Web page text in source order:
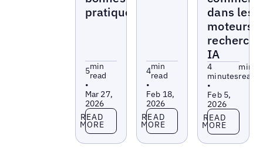
pratiques
5min
read
•
Mar 27,
2026
Read more
READ
MORE
4min
read
•
Feb 18,
2026
Read more
READ
MORE
dans les
moteurs
recherche
IA
4
minutes
min
read
•
Feb 5,
2026
Read more
READ
MORE